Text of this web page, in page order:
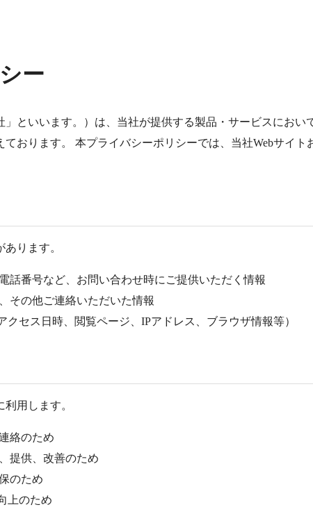
ー
といいます。）は、当社が提供する製品・サービスにおい
おります。 本プライバシーポリシーでは、当社Webサイ
ります。
話番号など、お問い合わせ時にご提供いただく情報
その他ご連絡いただいた情報
クセス日時、閲覧ページ、IPアドレス、ブラウザ情報等）
用します。
絡のため
提供、改善のため
のため
上のため